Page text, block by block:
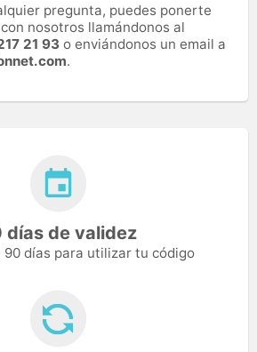
pregunta, puedes ponerte
nosotros llamándonos al
21 93 o enviándonos un email a
.
días de validez
90 días para utilizar tu código